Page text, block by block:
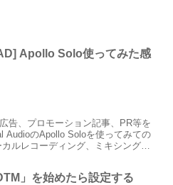
Apollo Solo使ってみた感
告、プロモーション記事、PR等を
AudioのApollo Soloを使ってみての
ルレコーディング、ミキシングで
」を始めたら設定する